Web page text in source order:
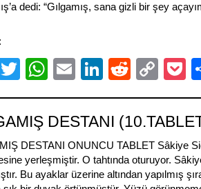
dedi: “Gılgamış, sana gizli bir şey
Facebook
TwitterWhatsApp
EmailLinkedIn
Reddit
Link
DESTANI
DESTANI ONUNCU TABLET Sâkiye
yerleşmiştir. O tahtında oturuyor.
Bu ayaklar üzerine altından yapılmış